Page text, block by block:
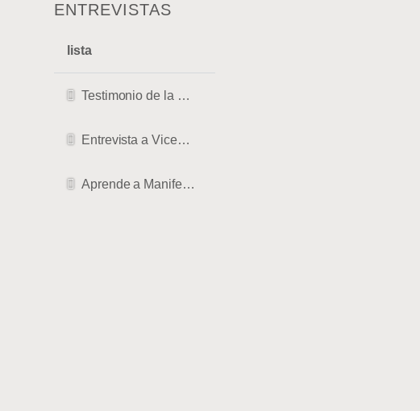
ENTREVISTAS
lista
Testimonio de la CRISIS más profunda a ser TERAPEUTA
Entrevista a Vicente Saus, terapeuta de Diksha, rebirthing y masajista en Valencia
Aprende a Manifestar-Entrevista Midalia tv.